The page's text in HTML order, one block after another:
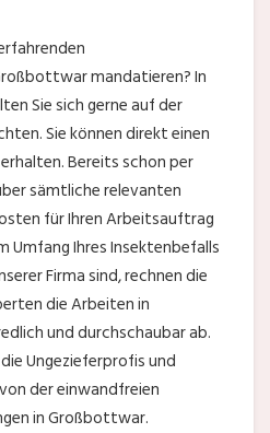
mandatieren? In
Sie sich gerne auf der
Sie können direkt einen
Bereits schon per
sämtliche relevanten
für Ihren Arbeitsauftrag
Umfang Ihres Insektenbefalls
Firma sind, rechnen die
die Arbeiten in
und durchschaubar ab.
Ungezieferprofis und
der einwandfreien
in Großbottwar.